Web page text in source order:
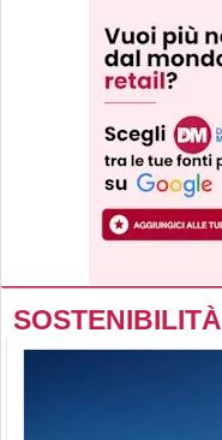
SOSTENIBILITÀ